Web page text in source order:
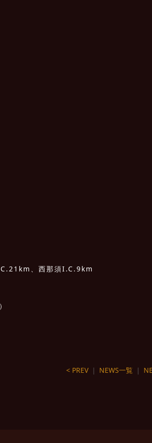
、西那須I.C.9km
< PREV｜ NEWS一覧 ｜